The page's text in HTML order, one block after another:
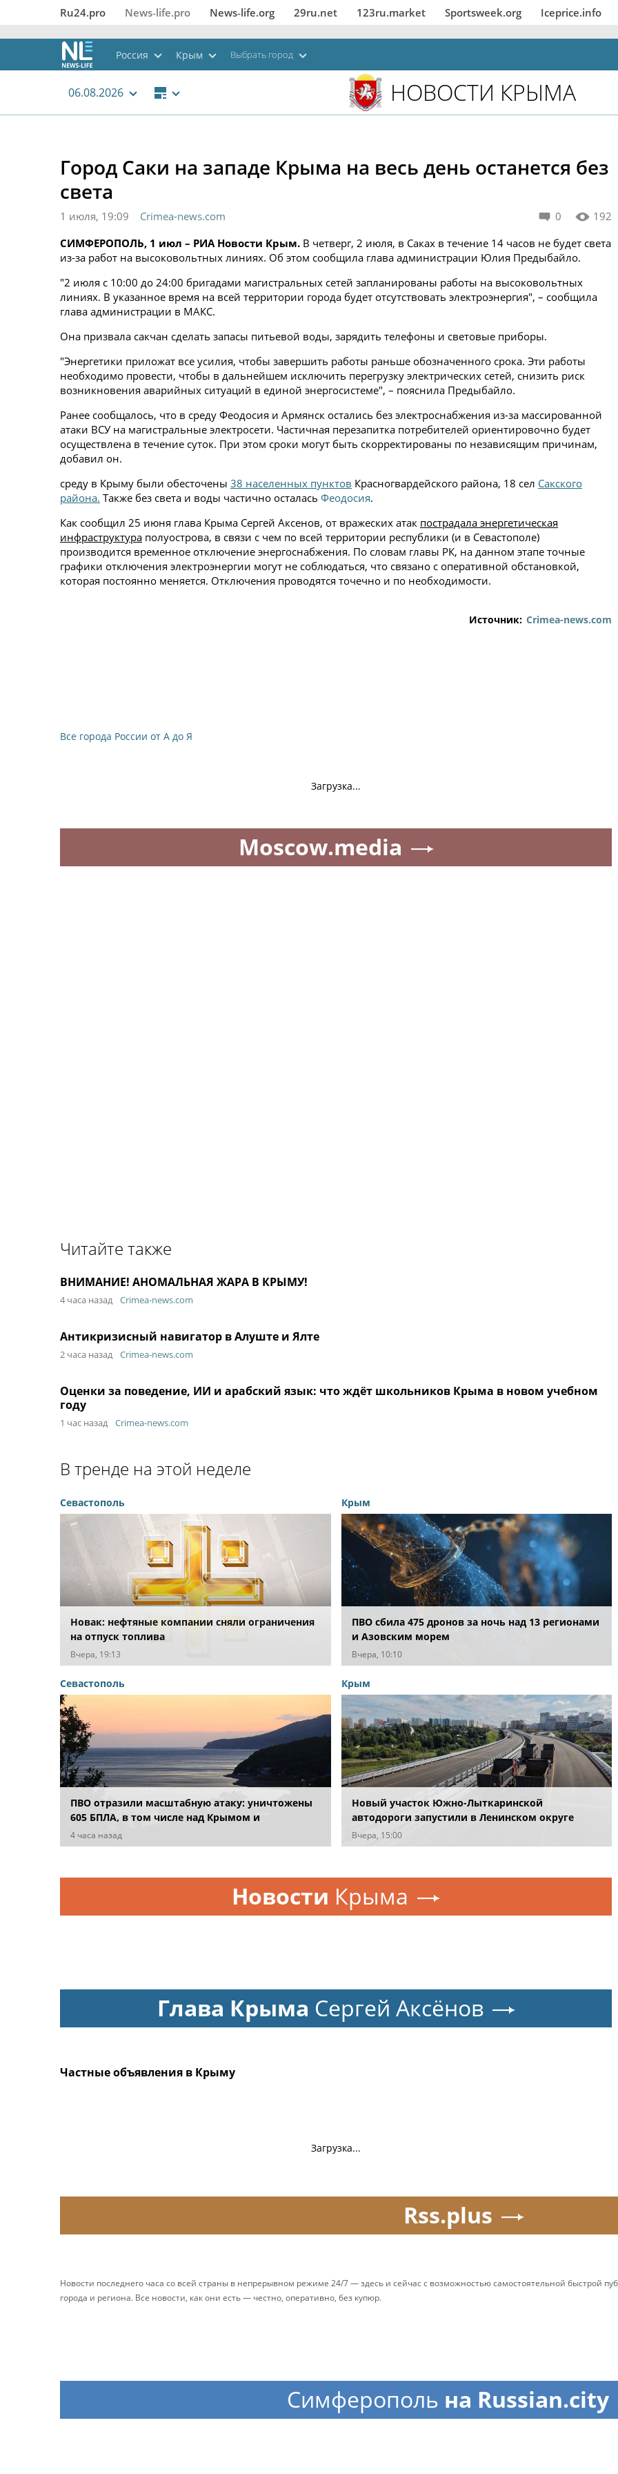
Ru24.pro News‑life.pro News‑life.org 29ru.net 123ru.market Sportsweek.org Iceprice.info
Россия Крым Выбрать город
06.08.2026 НОВОСТИ КРЫМА
Город Саки на западе Крыма на весь день останется без
света
0 192
1 июля, 19:09
Crimea-news.com
СИМФЕРОПОЛЬ, 1 июл – РИА Новости Крым. В четверг, 2 июля, в Саках в течение 14 часов не будет света
из-за работ на высоковольтных линиях. Об этом сообщила глава администрации Юлия Предыбайло.
"2 июля с 10:00 до 24:00 бригадами магистральных сетей запланированы работы на высоковольтных
линиях. В указанное время на всей территории города будет отсутствовать электроэнергия", – сообщила
глава администрации в МАКС.
Она призвала сакчан сделать запасы питьевой воды, зарядить телефоны и световые приборы.
"Энергетики приложат все усилия, чтобы завершить работы раньше обозначенного срока. Эти работы
необходимо провести, чтобы в дальнейшем исключить перегрузку электрических сетей, снизить риск
возникновения аварийных ситуаций в единой энергосистеме", – пояснила Предыбайло.
Ранее сообщалось, что в среду Феодосия и Армянск остались без электроснабжения из-за массированной
атаки ВСУ на магистральные электросети. Частичная перезапитка потребителей ориентировочно будет
осуществлена в течение суток. При этом сроки могут быть скорректированы по независящим причинам,
добавил он.
среду в Крыму были обесточены 38 населенных пунктов Красногвардейского района, 18 сел Сакского
района. Также без света и воды частично осталась Феодосия.
Как сообщил 25 июня глава Крыма Сергей Аксенов, от вражеских атак пострадала энергетическая
инфраструктура полуострова, в связи с чем по всей территории республики (и в Севастополе)
производится временное отключение энергоснабжения. По словам главы РК, на данном этапе точные
графики отключения электроэнергии могут не соблюдаться, что связано с оперативной обстановкой,
которая постоянно меняется. Отключения проводятся точечно и по необходимости.
Источник: Crimea-news.com
Все города России от А до Я
Загрузка...
Moscow.media
Читайте также
ВНИМАНИЕ! АНОМАЛЬНАЯ ЖАРА В КРЫМУ!
4 часа назад Crimea-news.com
Антикризисный навигатор в Алуште и Ялте
2 часа назад Crimea-news.com
Оценки за поведение, ИИ и арабский язык: что ждёт школьников Крыма в новом учебном
году
1 час назад Crimea-news.com
В тренде на этой неделе
Севастополь
Новак: нефтяные компании сняли ограничения
на отпуск топлива
Вчера, 19:13
Крым
ПВО сбила 475 дронов за ночь над 13 регионами
и Азовским морем
Вчера, 10:10
Севастополь
ПВО отразили масштабную атаку: уничтожены
605 БПЛА, в том числе над Крымом и
акваториями морей
4 часа назад
Крым
Новый участок Южно-Лыткаринской
автодороги запустили в Ленинском округе
Вчера, 15:00
Новости Крыма
Глава Крыма Сергей Аксёнов
Частные объявления в Крыму
Загрузка...
Rss.plus
Новости последнего часа со всей страны в непрерывном режиме 24/7 — здесь и сейчас с возможностью самостоятельной быстрой
города и региона. Все новости, как они есть — честно, оперативно, без купюр.
Симферополь на Russian.city